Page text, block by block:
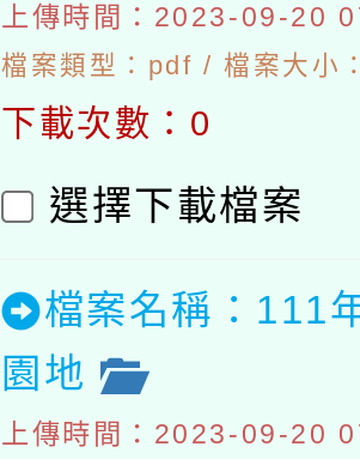
上傳時間：2023-09-20
檔案類型：pdf / 檔案大小
下載次數：0
選擇下載檔案
檔案名稱：111
園地
上傳時間：2023-09-20